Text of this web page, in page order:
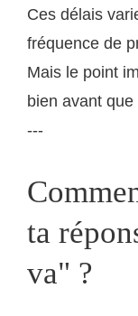
Ces délais
fréquence de
Mais le point
bien avant
---
ta
va" ?